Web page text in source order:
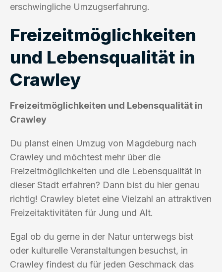
erschwingliche Umzugserfahrung.
Freizeitmöglichkeiten
und Lebensqualität in
Crawley
Freizeitmöglichkeiten und Lebensqualität in
Crawley
Du planst einen Umzug von Magdeburg nach
Crawley und möchtest mehr über die
Freizeitmöglichkeiten und die Lebensqualität in
dieser Stadt erfahren? Dann bist du hier genau
richtig! Crawley bietet eine Vielzahl an attraktiven
Freizeitaktivitäten für Jung und Alt.
Egal ob du gerne in der Natur unterwegs bist
oder kulturelle Veranstaltungen besuchst, in
Crawley findest du für jeden Geschmack das